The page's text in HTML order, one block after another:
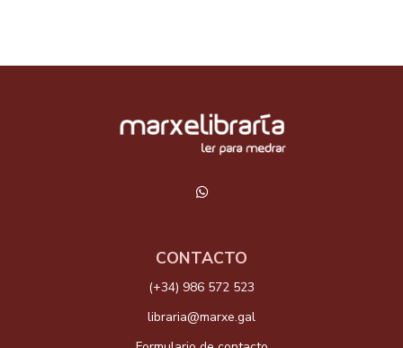
CONTACTO
(+34) 986 572 523
libraria@marxe.gal